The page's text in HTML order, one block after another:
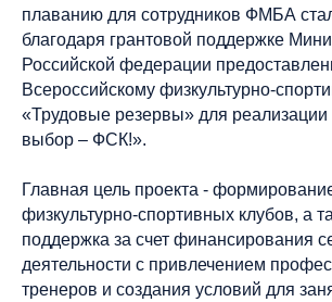
плаванию для сотрудников ФМБА
благодаря грантовой поддержке
Российской федерации
Всероссийскому физкультурно-
«Трудовые резервы» для реализации
выбор – ФСК!».
Главная цель проекта -
физкультурно-спортивных клубов, а
поддержка за счет финансирования
деятельности с привлечением
тренеров и создания условий для